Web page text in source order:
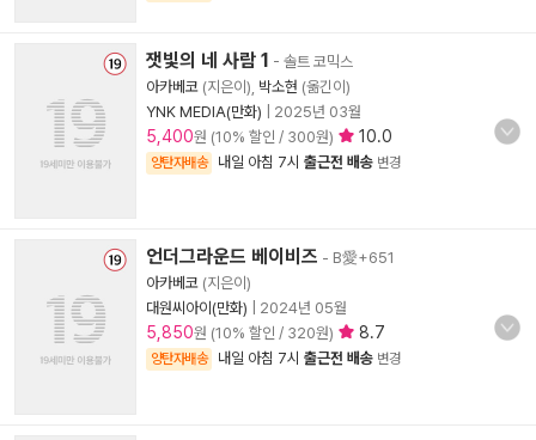
잿빛의 네 사람 1 - 솔트 코믹스
아카베코 (지은이), 박소현 (옮긴이)
YNK MEDIA(만화)
2025년 03월
5,400원 (10% 할인 / 300원) 10.0
양탄자배송 내일 아침 7시 출근전 배송 변경
언더그라운드 베이비즈 - B愛+651
아카베코 (지은이)
대원씨아이(만화)
2024년 05월
5,850원 (10% 할인 / 320원) 8.7
양탄자배송 내일 아침 7시 출근전 배송 변경